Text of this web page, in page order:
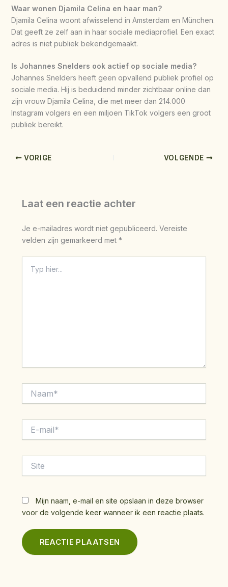
Waar wonen Djamila Celina en haar man?
Djamila Celina woont afwisselend in Amsterdam en München.
Dat geeft ze zelf aan in haar sociale mediaprofiel. Een exact
adres is niet publiek bekendgemaakt.
Is Johannes Snelders ook actief op sociale media?
Johannes Snelders heeft geen opvallend publiek profiel op
sociale media. Hij is beduidend minder zichtbaar online dan
zijn vrouw Djamila Celina, die met meer dan 214.000
Instagram volgers en een miljoen TikTok volgers een groot
publiek bereikt.
VORIGE VOLGENDE
Laat een reactie achter
Je e-mailadres wordt niet gepubliceerd. Vereiste
velden zijn gemarkeerd met *
hier...
mail*
Mijn naam, e-mail en site opslaan in deze browser
voor de volgende keer wanneer ik een reactie plaats.